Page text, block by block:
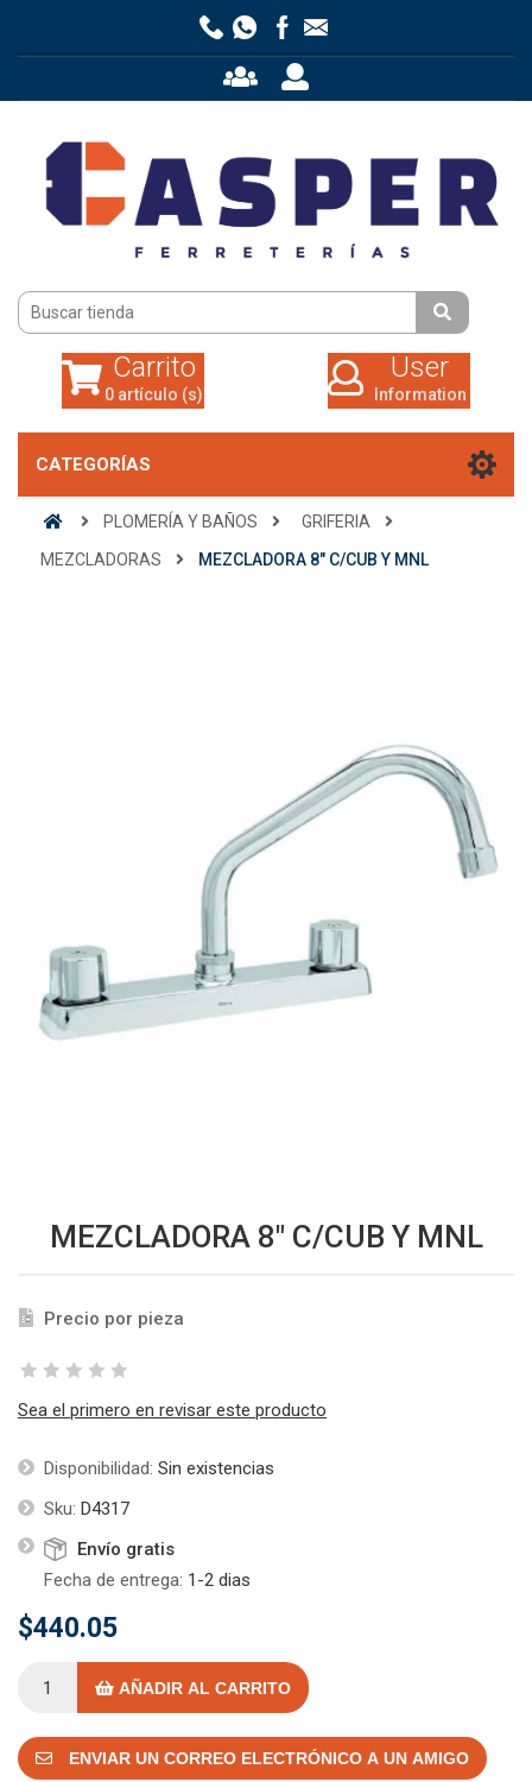
0 artículo (s)
Carrito
0 artículo (s)
User
Information
CATEGORÍAS
PLOMERÍA Y BAÑOS
GRIFERIA
MEZCLADORAS
MEZCLADORA 8" C/CUB Y MNL
MEZCLADORA 8" C/CUB Y MNL
Precio por pieza
Sea el primero en revisar este producto
Disponibilidad: Sin existencias
Sku: D4317
Envío gratis
Fecha de entrega: 1-2 dias
$440.05
AÑADIR AL CARRITO
ENVIAR UN CORREO ELECTRÓNICO A UN AMIGO